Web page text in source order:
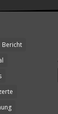
Bericht